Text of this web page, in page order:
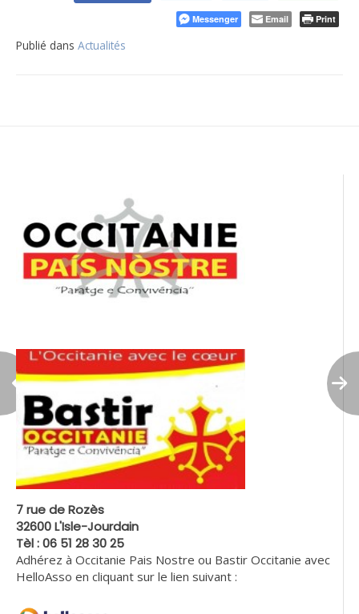
Messenger Email Print
Publié dans Actualités
7 rue de Rozès
32600 L'Isle-Jourdain
Tèl : 06 51 28 30 25
Adhérez à Occitanie Pais Nostre ou Bastir Occitanie avec
HelloAsso en cliquant sur le lien suivant :